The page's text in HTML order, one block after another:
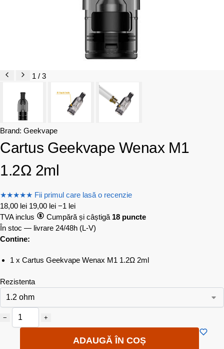
1 / 3
Brand: Geekvape
Cartus Geekvape Wenax M1
1.2Ω 2ml
★★★★★ Fii primul care lasă o recenzie
18,00 lei 19,00 lei −1 lei
TVA inclus
Cumpără și câștigă 18 puncte
În stoc — livrare 24/48h (L-V)
Contine:
1 x Cartus Geekvape Wenax M1 1.2Ω 2ml
Rezistenta
− +
ADAUGĂ ÎN COȘ